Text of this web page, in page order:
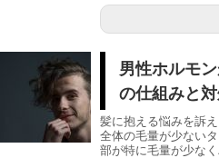
男性ホルモ
の仕組みと
髪に抱える悩みを訴
全体の毛量が少ない
部が特に毛量が少な